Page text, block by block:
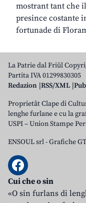
mostrant tant che
presince costante
fortunade di
La Patrie dal Friûl
Partita IVA 01299830305
Redazion RSS/XML
Proprietât Clape di
lenghe furlane e cu la
USPI – Union Stampe
ENSOUL srl-Grafiche
Cui che o sin
«O sin furlans di